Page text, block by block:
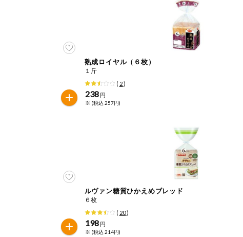
熟成ロイヤル（６枚）
１斤
( 2)
238 円
※ (税込 257円)
ルヴァン糖質ひかえめブレッド
６枚
( 20)
198 円
※ (税込 214円)